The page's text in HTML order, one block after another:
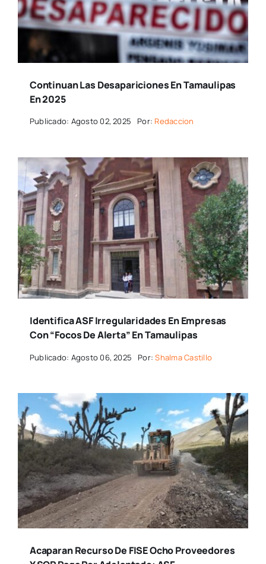
Continuan Las Desapariciones En Tamaulipas
En 2025
Publicado: Agosto 02, 2025 Por: Redaccion
Identifica ASF Irregularidades En Empresas
Con “focos De Alerta” En Tamaulipas
Publicado: Agosto 06, 2025 Por:Shalma Castillo
Acaparan Recurso De FISE Ocho Proveedores